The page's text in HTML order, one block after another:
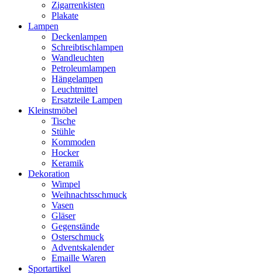
Zigarrenkisten
Plakate
Lampen
Deckenlampen
Schreibtischlampen
Wandleuchten
Petroleumlampen
Hängelampen
Leuchtmittel
Ersatzteile Lampen
Kleinstmöbel
Tische
Stühle
Kommoden
Hocker
Keramik
Dekoration
Wimpel
Weihnachtsschmuck
Vasen
Gläser
Gegenstände
Osterschmuck
Adventskalender
Emaille Waren
Sportartikel